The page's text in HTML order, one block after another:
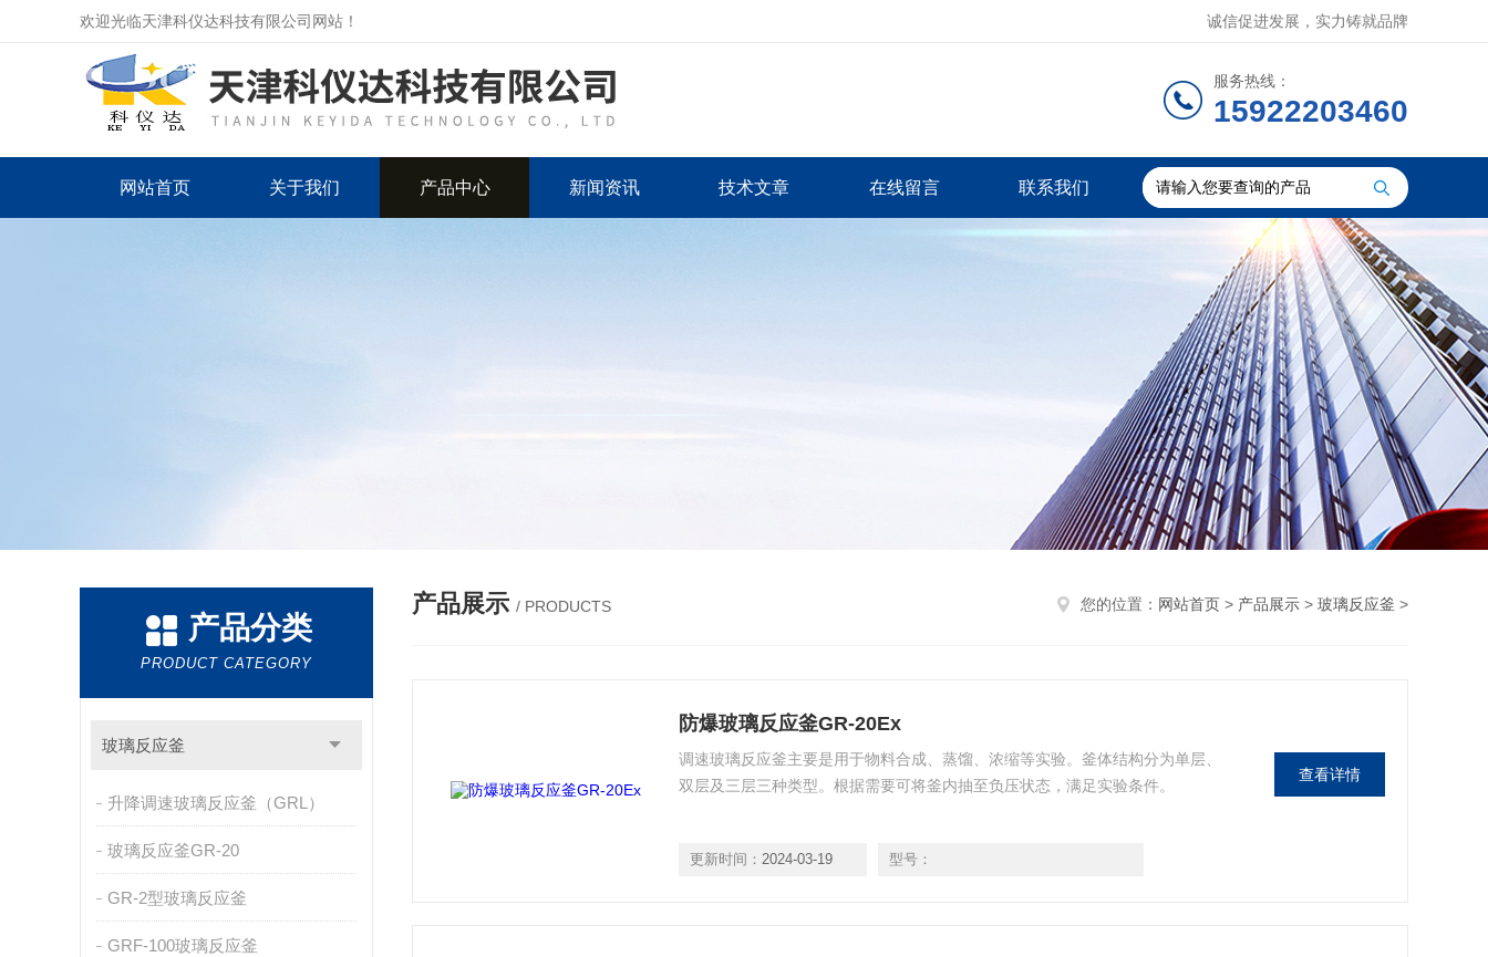
欢迎光临天津科仪达科技有限公司网站！ 诚信促进发展，实力铸就品牌
服务热线：
15922203460
网站首页 关于我们 产品中心 新闻资讯 技术文章 在线留言 联系我们
产品分类
PRODUCT CATEGORY
玻璃反应釜
升降调速玻璃反应釜（GRL）
玻璃反应釜GR-20
GR-2型玻璃反应釜
GRF-100玻璃反应釜
产品展示 / PRODUCTS 您的位置： 网站首页 > 产品展示 > 玻璃反应釜 >
防爆玻璃反应釜GR-20Ex
调速玻璃反应釜主要是用于物料合成、蒸馏、浓缩等实验。釜体结构分为单层、
双层及三层三种类型。根据需要可将釜内抽至负压状态，满足实验条件。
更新时间： 2024-03-19 型号：
查看详情